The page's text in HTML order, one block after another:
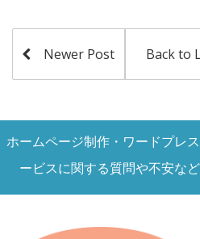
Newer Post Back to
ホームページ制作・ワードプレ
ービスに関する質問や不安な